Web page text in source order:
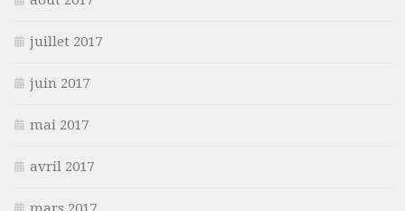
juillet 2017
juin 2017
mai 2017
avril 2017